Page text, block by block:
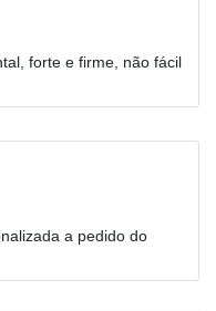
forte e firme, não fácil
a pedido do